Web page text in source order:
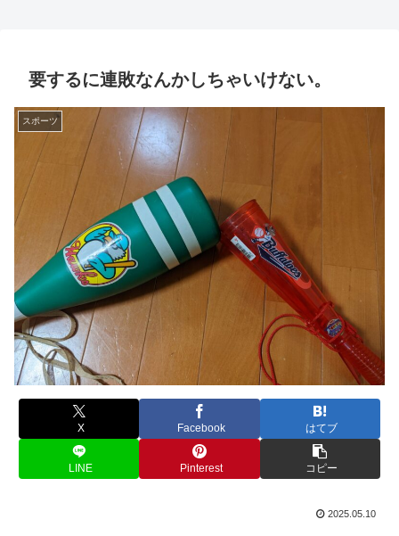
要するに連敗なんかしちゃいけない。
スポーツ
X Facebook はてブ
LINE Pinterest コピー
2025.05.10